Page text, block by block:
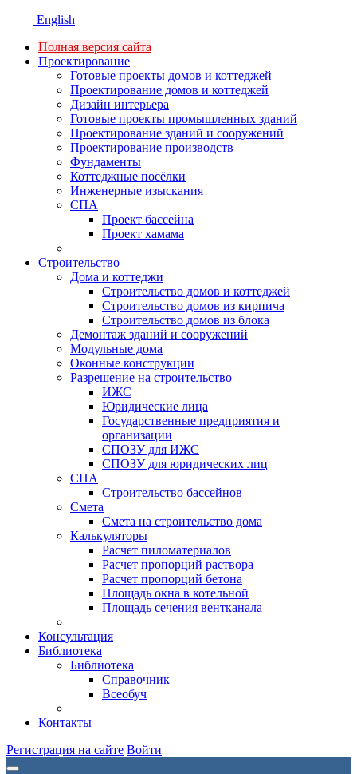
English
Полная версия сайта
Проектирование
Готовые проекты домов и коттеджей
Проектирование домов и коттеджей
Дизайн интерьера
Готовые проекты промышленных зданий
Проектирование зданий и сооружений
Проектирование производств
Фундаменты
Коттеджные посёлки
Инженерные изыскания
СПА
Проект бассейна
Проект хамама
Строительство
Дома и коттеджи
Строительство домов и коттеджей
Строительство домов из кирпича
Строительство домов из блока
Демонтаж зданий и сооружений
Модульные дома
Оконные конструкции
Разрешение на строительство
ИЖС
Юридические лица
Государственные предприятия и
организации
СПОЗУ для ИЖС
СПОЗУ для юридических лиц
СПА
Строительство бассейнов
Смета
Смета на строительство дома
Калькуляторы
Расчет пиломатериалов
Расчет пропорций раствора
Расчет пропорций бетона
Площадь окна в котельной
Площадь сечения вентканала
Консультация
Библиотека
Библиотека
Справочник
Всеобуч
Контакты
Регистрация на сайте Войти